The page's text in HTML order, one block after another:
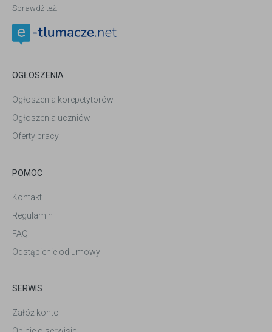
Sprawdź też:
OGŁOSZENIA
Ogłoszenia korepetytorów
Ogłoszenia uczniów
Oferty pracy
POMOC
Kontakt
Regulamin
FAQ
Odstąpienie od umowy
SERWIS
Załóż konto